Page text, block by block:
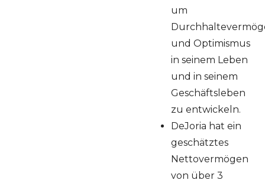
um
und Optimismus
in seinem Leben
und in seinem
Geschäftsleben
zu entwickeln.
DeJoria hat ein
geschätztes
Nettovermögen
von über 3